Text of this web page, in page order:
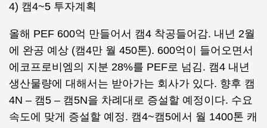
4) 캠4~5 투자계획
올해 PEF 600억 만들어서 캠4 착공들어감. 내년 2월
에 완공 예상 (캠4만 월 450톤). 600억이 들어오면서
에코프로비엠의 지분 28%를 PEF로 넘김. 캠4 내년
생산물량에 대해서는 받아가는 회사가 있다. 향후 캠
4N – 캠5 – 캠5N을 차례대로 증설할 예정이다. 수요
속도에 맞게 증설할 예정. 캠4~캠5에서 월 1400톤 캐